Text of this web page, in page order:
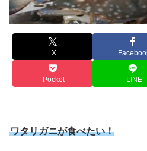
X
Pocket LINE
ワタリガニが食べたい！